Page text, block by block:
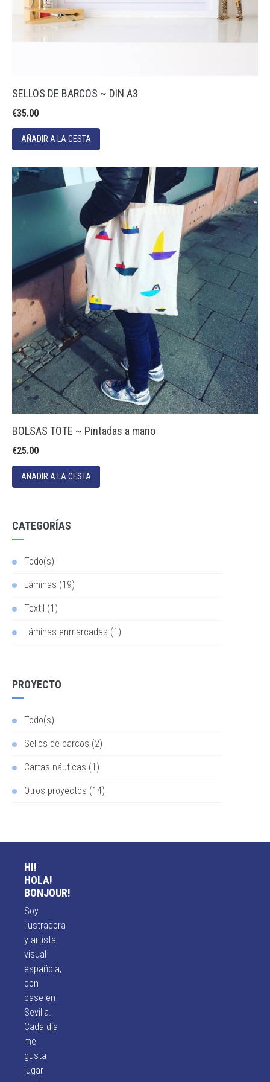
CATEGORÍAS
Todo(s)
Láminas (19)
Textil (1)
Láminas enmarcadas (1)
PROYECTO
Todo(s)
Sellos de barcos (2)
Cartas náuticas (1)
Otros proyectos (14)
SELLOS DE BARCOS ~ DIN A3
€35.00
BOLSAS TOTE ~ Pintadas a mano
€25.00
HI!
HOLA!
BONJOUR!
Soy
ilustradora
y artista
visual
española,
con
base en
Sevilla.
Cada día
me
gusta
jugar